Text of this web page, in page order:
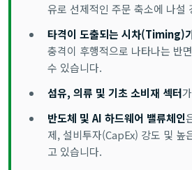
유로 선제적인 주문 축소에 나설
타격이 도출되는 시차(Timing)
충격이 후행적으로 나타나는 반
수 있습니다.
섬유, 의류 및 기초 소비재 섹터
반도체 및 AI 하드웨어 밸류체인
제, 설비투자(CapEx) 강도 및 높
고 있습니다.